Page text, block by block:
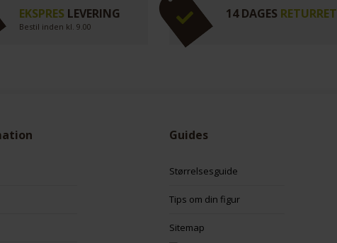
EKSPRES LEVERING
Bestil inden kl. 9.00
14 DAGES RETURRET
Guides
Størrelsesguide
Tips om din figur
Sitemap